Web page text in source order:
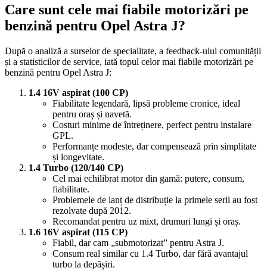
Care sunt cele mai fiabile motorizări pe
benzină pentru Opel Astra J?
După o analiză a surselor de specialitate, a feedback-ului comunității
și a statisticilor de service, iată topul celor mai fiabile motorizări pe
benzină pentru Opel Astra J:
1.4 16V aspirat (100 CP)
Fiabilitate legendară, lipsă probleme cronice, ideal
pentru oraș și navetă.
Costuri minime de întreținere, perfect pentru instalare
GPL.
Performanțe modeste, dar compensează prin simplitate
și longevitate.
1.4 Turbo (120/140 CP)
Cel mai echilibrat motor din gamă: putere, consum,
fiabilitate.
Problemele de lanț de distribuție la primele serii au fost
rezolvate după 2012.
Recomandat pentru uz mixt, drumuri lungi și oraș.
1.6 16V aspirat (115 CP)
Fiabil, dar cam „submotorizat” pentru Astra J.
Consum real similar cu 1.4 Turbo, dar fără avantajul
turbo la depășiri.